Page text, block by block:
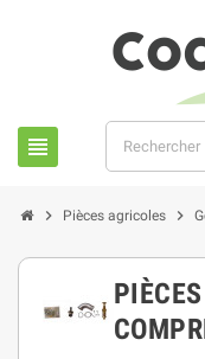
view_headline
chevron_right Pièces agricoles chevron_right